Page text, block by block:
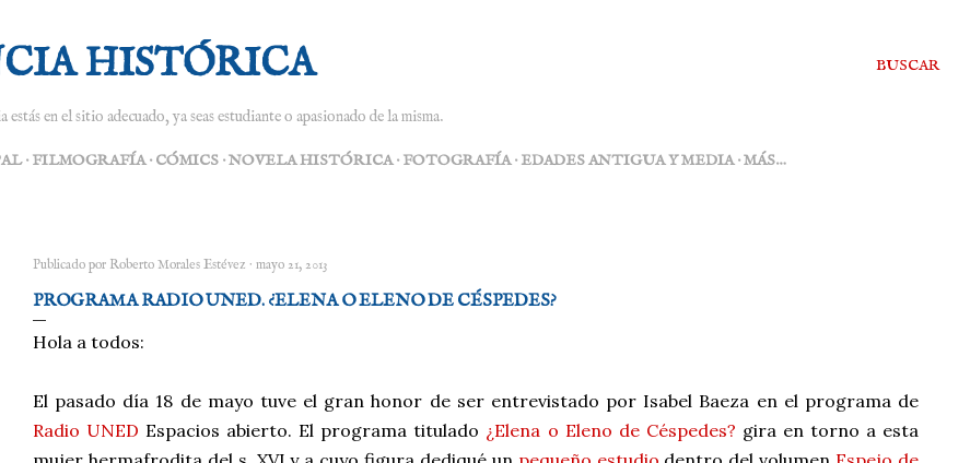
BUSCAR
HISTÓRICA
en el sitio adecuado, ya seas estudiante o apasionado de la misma.
FILMOGRAFÍA CÓMICS NOVELA HISTÓRICA FOTOGRAFÍA EDADES ANTIGUA Y MEDIA MÁS…
Publicado por Roberto Morales Estévez mayo 21, 2013
PROGRAMA RADIO UNED. ¿ELENA O ELENO DE CÉSPEDES?
Hola a todos:
El pasado día 18 de mayo tuve el gran honor de ser entrevistado por Isabel Baeza en el programa de
Radio UNED Espacios abierto. El programa titulado ¿Elena o Eleno de Céspedes? gira en torno a esta